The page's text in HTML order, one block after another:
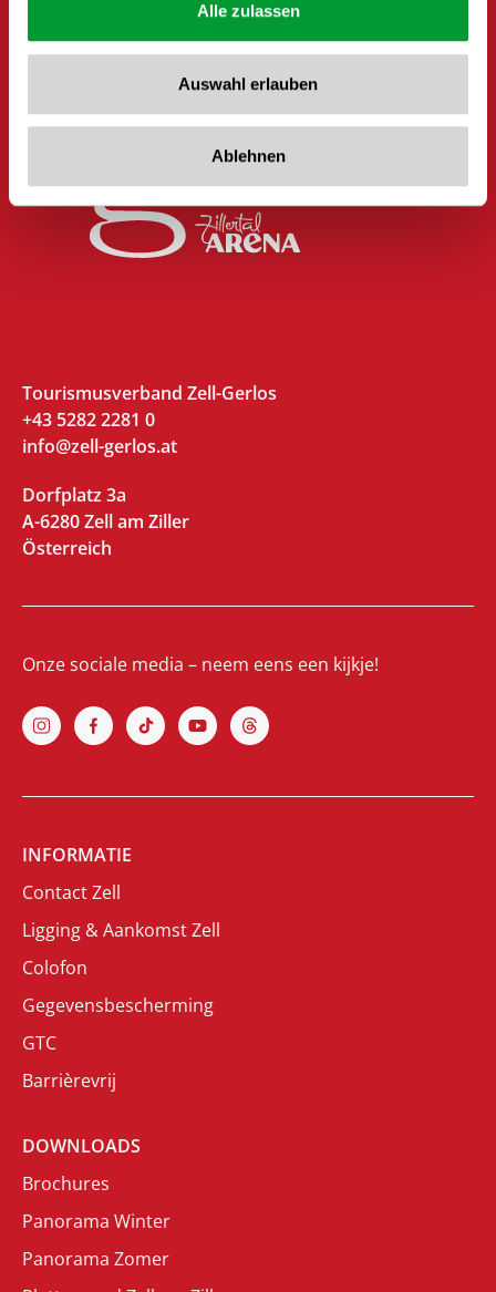
Alle zulassen
Auswahl erlauben
Ablehnen
Tourismusverband Zell-Gerlos
+43 5282 2281 0
info@zell-gerlos.at
Dorfplatz 3a
A-6280 Zell am Ziller
Österreich
Onze sociale media – neem eens een kijkje!
INFORMATIE
Contact Zell
Ligging & Aankomst Zell
Colofon
Gegevensbescherming
GTC
Barrièrevrij
DOWNLOADS
Brochures
Panorama Winter
Panorama Zomer